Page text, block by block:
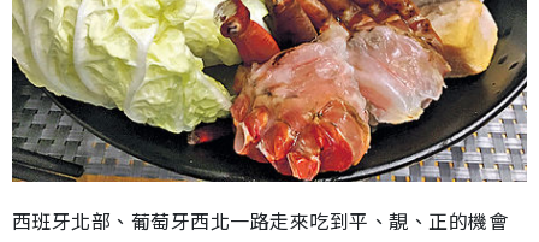
西班牙北部、葡萄牙西北一路走來吃到平、靚、正的機會